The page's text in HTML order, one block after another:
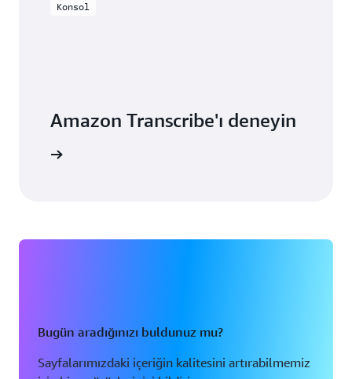
Konsol
Amazon Transcribe'ı deneyin
Bugün aradığınızı buldunuz mu?
Sayfalarımızdaki içeriğin kalitesini artırabilmemiz